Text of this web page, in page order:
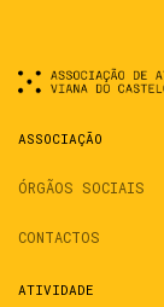
ASSOCIAÇÃO
ÓRGÃOS SOCIAIS
CONTACTOS
ATIVIDADE